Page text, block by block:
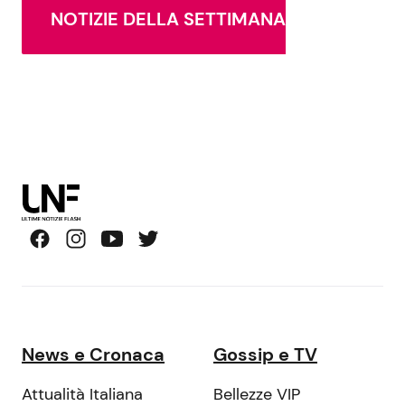
NOTIZIE DELLA SETTIMANA
News e Cronaca
Attualità Italiana
Gossip e TV
Bellezze VIP